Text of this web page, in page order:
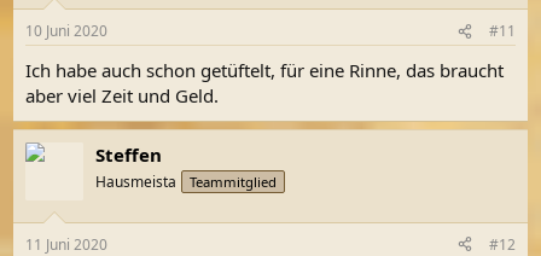
e
:
10 Juni 2020 #11
Ich habe auch schon getüftelt, für eine Rinne, das braucht
aber viel Zeit und Geld.
Steffen
Hausmeista Teammitglied
11 Juni 2020 #12